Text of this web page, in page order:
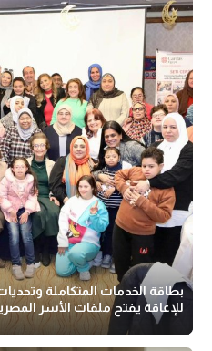
بطاقة الخدمات المتكاملة
للإعاقة يفتح ملفات الأسر